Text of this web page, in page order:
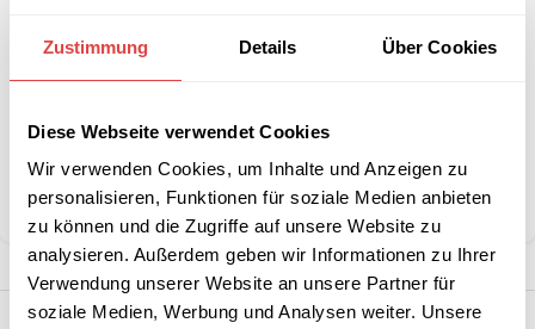
Zustimmung Details Über Cookies
Diese Webseite verwendet Cookies
Wir verwenden Cookies, um Inhalte und Anzeigen zu
personalisieren, Funktionen für soziale Medien anbieten
zu können und die Zugriffe auf unsere Website zu
analysieren. Außerdem geben wir Informationen zu Ihrer
Verwendung unserer Website an unsere Partner für
soziale Medien, Werbung und Analysen weiter. Unsere
Stückzahlen?
Kategorie: Konferenz- und Besucherstühle
Marke:Gastro Uzal
Teilen: